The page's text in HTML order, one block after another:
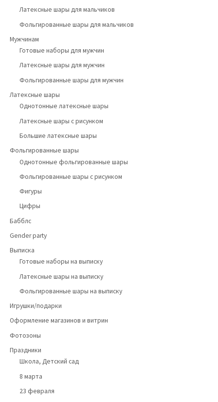
Латексные шары для мальчиков
Фольгированные шары для мальчиков
Мужчинам
Готовые наборы для мужчин
Латексные шары для мужчин
Фольгированные шары для мужчин
Латексные шары
Однотонные латексные шары
Латексные шары с рисунком
Большие латексные шары
Фольгированные шары
Однотонные фольгированные шары
Фольгированные шары с рисунком
Фигуры
Цифры
Бабблс
Gender party
Выписка
Готовые наборы на выписку
Латексные шары на выписку
Фольгированные шары на выписку
Игрушки/подарки
Оформление магазинов и витрин
Фотозоны
Праздники
Школа, Детский сад
8 марта
23 февраля